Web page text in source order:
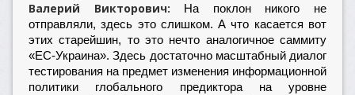
Валерий Викторович:
На поклон никого не
отправляли, здесь это слишком. А что касается вот
этих старейшин, то это нечто аналогичное саммиту
«ЕС-Украина». Здесь достаточно масштабный диалог
тестирования на предмет изменения информационной
политики глобального предиктора на уровне